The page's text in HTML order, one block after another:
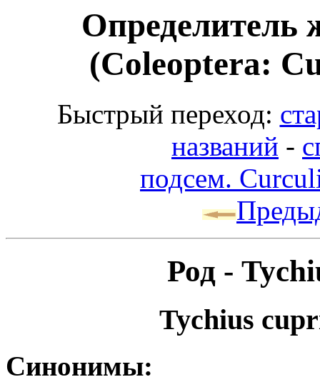
Определитель
(Coleoptera:
Быстрый переход:
названий -
подсем.
Род -
Tychius
Синонимы: